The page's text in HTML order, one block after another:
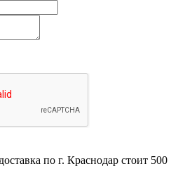
по г. Краснодар стоит 500